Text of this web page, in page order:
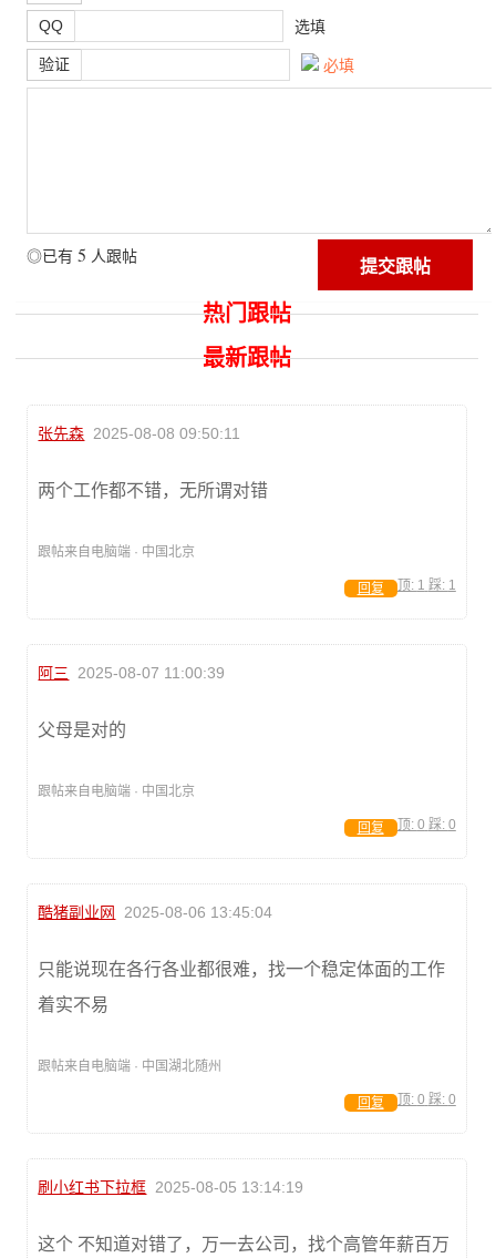
QQ 选填
验证 必填
◎已有 5 人跟帖
热门跟帖
最新跟帖
张先森 2025-08-08 09:50:11
两个工作都不错，无所谓对错
跟帖来自电脑端 · 中国北京
顶: 1 踩: 1
回复
阿三 2025-08-07 11:00:39
父母是对的
跟帖来自电脑端 · 中国北京
顶: 0 踩: 0
回复
酷猪副业网 2025-08-06 13:45:04
只能说现在各行各业都很难，找一个稳定体面的工作
着实不易
跟帖来自电脑端 · 中国湖北随州
顶: 0 踩: 0
回复
刷小红书下拉框 2025-08-05 13:14:19
这个 不知道对错了，万一去公司，找个高管年薪百万